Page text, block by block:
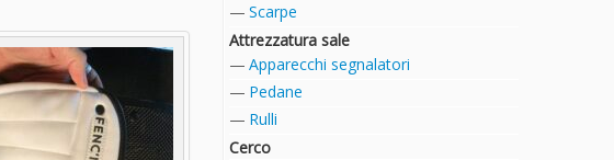
Scarpe
Attrezzatura sale
Apparecchi segnalatori
Pedane
Rulli
Cerco